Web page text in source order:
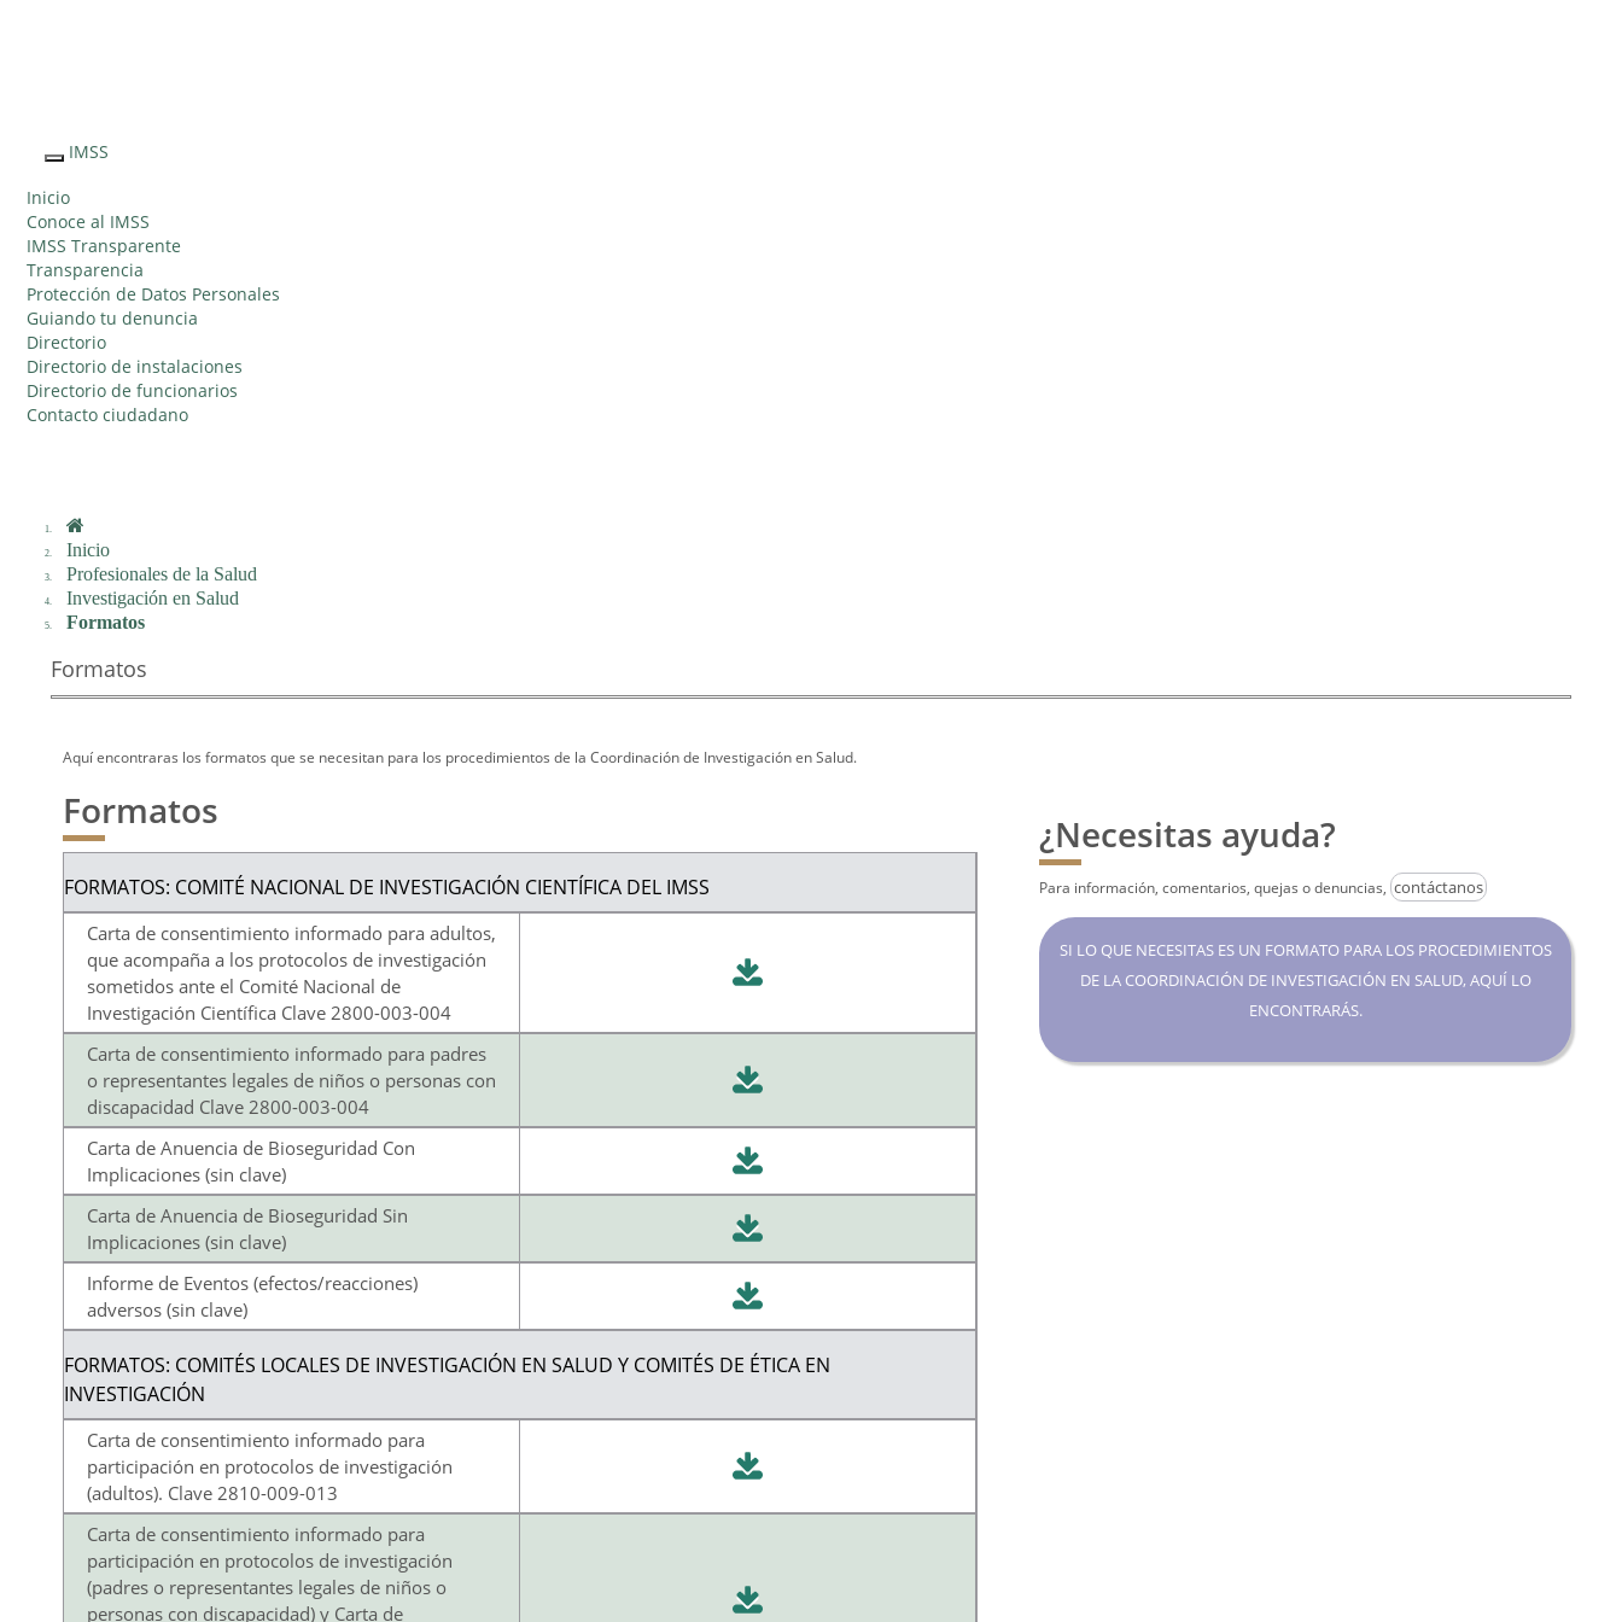
el IMSS al
Ciudadano"
Interruptor
Navegación
IMSS
Inicio
Conoce al IMSS
IMSS Transparente
Transparencia
Protección de Datos Personales
Guiando tu denuncia
Directorio
Directorio de instalaciones
Directorio de funcionarios
Contacto ciudadano
Inicio
Profesionales de la Salud
Investigación en Salud
Formatos
Formatos
Aquí encontraras los formatos que se necesitan para los procedimientos de la Coordinación de Investigación en Salud.
Formatos
FORMATOS: COMITÉ NACIONAL DE INVESTIGACIÓN CIENTÍFICA DEL IMSS
Carta de consentimiento informado para adultos,
que acompaña a los protocolos de investigación
sometidos ante el Comité Nacional de
Investigación Científica Clave 2800-003-004
Carta de consentimiento informado para padres
o representantes legales de niños o personas con
discapacidad Clave 2800-003-004
Carta de Anuencia de Bioseguridad Con
Implicaciones (sin clave)
Carta de Anuencia de Bioseguridad Sin
Implicaciones (sin clave)
Informe de Eventos (efectos/reacciones)
adversos (sin clave)
FORMATOS: COMITÉS LOCALES DE INVESTIGACIÓN EN SALUD Y COMITÉS DE ÉTICA EN
INVESTIGACIÓN
Carta de consentimiento informado para
participación en protocolos de investigación
(adultos). Clave 2810-009-013
Carta de consentimiento informado para
participación en protocolos de investigación
(padres o representantes legales de niños o
personas con discapacidad) y Carta de
¿Necesitas ayuda?
Para información, comentarios, quejas o denuncias, contáctanos
SI LO QUE NECESITAS ES UN FORMATO PARA LOS PROCEDIMIENTOS
DE LA COORDINACIÓN DE INVESTIGACIÓN EN SALUD, AQUÍ LO
ENCONTRARÁS.